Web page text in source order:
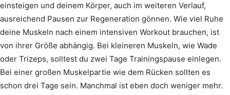
einsteigen und deinem Körper, auch im weiteren Verlauf,
ausreichend Pausen zur Regeneration gönnen. Wie viel Ruhe
deine Muskeln nach einem intensiven Workout brauchen, ist
von ihrer Größe abhängig. Bei kleineren Muskeln, wie Wade
oder Trizeps, solltest du zwei Tage Trainingspause einlegen.
Bei einer großen Muskelpartie wie dem Rücken sollten es
schon drei Tage sein. Manchmal ist eben doch weniger mehr.